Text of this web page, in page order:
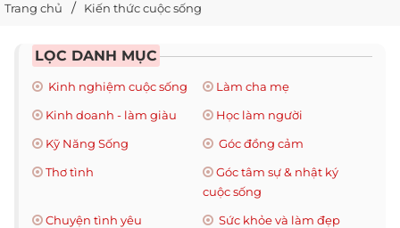
Trang chủ Kiến thức cuộc sống
LỌC DANH MỤC
Kinh nghiệm cuộc sống
Làm cha mẹ
Kinh doanh - làm giàu
Học làm người
Kỹ Năng Sống
Góc đồng cảm
Thơ tình
Góc tâm sự & nhật ký
cuộc sống
Chuyện tình yêu
Sức khỏe và làm đẹp